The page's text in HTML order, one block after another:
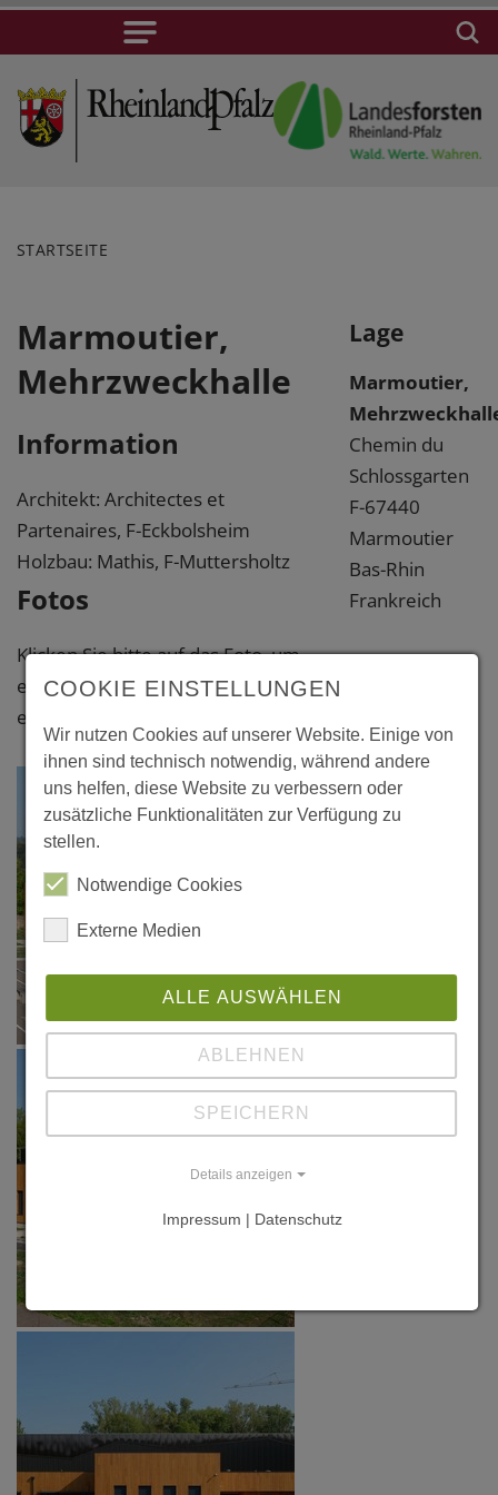
STARTSEITE
Marmoutier,
Mehrzweckhalle
Information
Architekt: Architectes et
Partenaires, F-Eckbolsheim
Holzbau: Mathis, F-Muttersholtz
Fotos
Klicken Sie bitte auf das Foto, um
eine vergrößerte Darstellung zu
erhalten.
Lage
Marmoutier,
Chemin du
Schlossgarten
F-67440
Marmoutier
Bas-Rhin
Frankreich
COOKIE EINSTELLUNGEN
Wir nutzen Cookies auf unserer Website. Einige von
ihnen sind technisch notwendig, während andere
uns helfen, diese Website zu verbessern oder
zusätzliche Funktionalitäten zur Verfügung zu
stellen.
Notwendige Cookies
Externe Medien
ALLE AUSWÄHLEN
ABLEHNEN
SPEICHERN
Details anzeigen
Impressum | Datenschutz